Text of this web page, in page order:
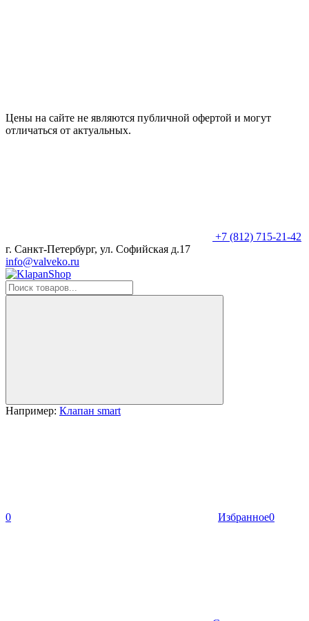
Цены на сайте не являются публичной офертой и могут
отличаться от актуальных.
+7 (812) 715-21-42
г. Санкт-Петербург, ул. Софийская д.17
info@valveko.ru
Например: Клапан smart
0 Избранное0